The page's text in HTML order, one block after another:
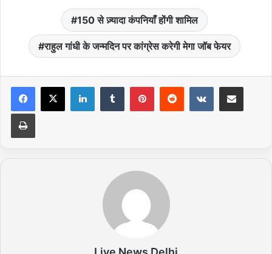
150 से ज़्यादा कंपनियाँ होंगी शामिल
राहुल गांधी के जन्मदिन पर कांग्रेस करेगी मेगा जॉब फेयर